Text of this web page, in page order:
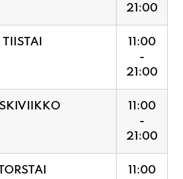
-
21:00
11:00
-
21:00
11:00
-
21:00